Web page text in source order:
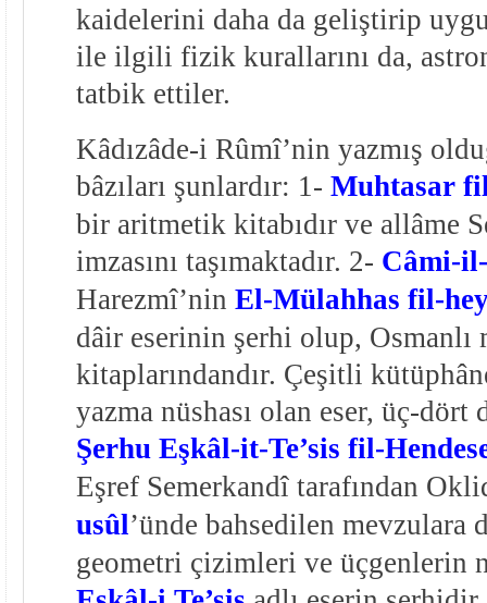
kaidelerini daha da geliştirip
ile ilgili fizik kurallarını da,
tatbik ettiler.
Kâdızâde-i Rûmî’nin yazmış
bâzıları şunlardır: 1- Muhtasar
bir aritmetik kitabıdır ve allâme
imzasını taşımaktadır. 2- Câmi-
Harezmî’nin El-Mülahhas fil-
dâir eserinin şerhi olup, Osmanlı
kitaplarındandır. Çeşitli
yazma nüshası olan eser, üç-dört
Şerhu Eşkâl-it-Te’sis fil-
Eşref Semerkandî tarafından
usûl’ünde bahsedilen mevzulara
geometri çizimleri ve üçgenlerin